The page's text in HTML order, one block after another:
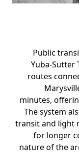
Public
Yuba-Sutter
routes
minutes,
The system
transit and light
for longer
nature of the